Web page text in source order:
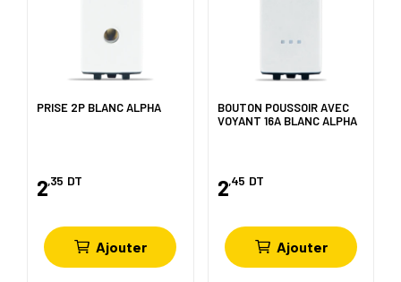
PRISE 2P BLANC ALPHA
2,35 DT
Ajouter
BOUTON POUSSOIR AVEC
VOYANT 16A BLANC ALPHA
2,45 DT
Ajouter